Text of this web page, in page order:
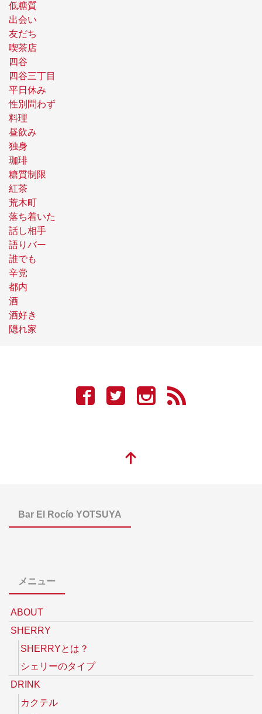
低糖質
出会い
友だち
喫茶店
四谷
四谷三丁目
平日休み
性別問わず
料理
昼飲み
独身
珈琲
糖質制限
紅茶
荒木町
落ち着いた
話し相手
語りバー
誰でも
辛党
都内
酒
酒好き
隠れ家
Bar El Rocío YOTSUYA
メニュー
ABOUT
SHERRY
SHERRYとは？
シェリーのタイプ
DRINK
カクテル